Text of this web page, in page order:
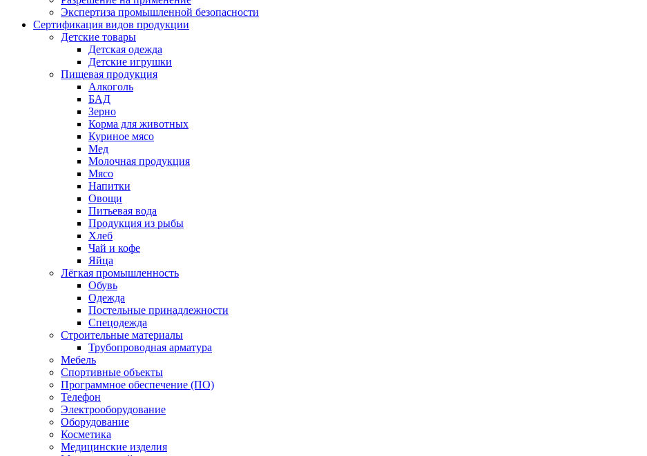
Экспертиза промышленной безопасности
Сертификация видов продукции
Детские товары
Детская одежда
Детские игрушки
Пищевая продукция
Алкоголь
БАД
Зерно
Корма для животных
Куриное мясо
Мед
Молочная продукция
Мясо
Напитки
Овощи
Питьевая вода
Продукция из рыбы
Хлеб
Чай и кофе
Яйца
Лёгкая промышленность
Обувь
Одежда
Постельные принадлежности
Спецодежда
Строительные материалы
Трубопроводная арматура
Мебель
Спортивные объекты
Программное обеспечение (ПО)
Телефон
Электрооборудование
Оборудование
Косметика
Медицинские изделия